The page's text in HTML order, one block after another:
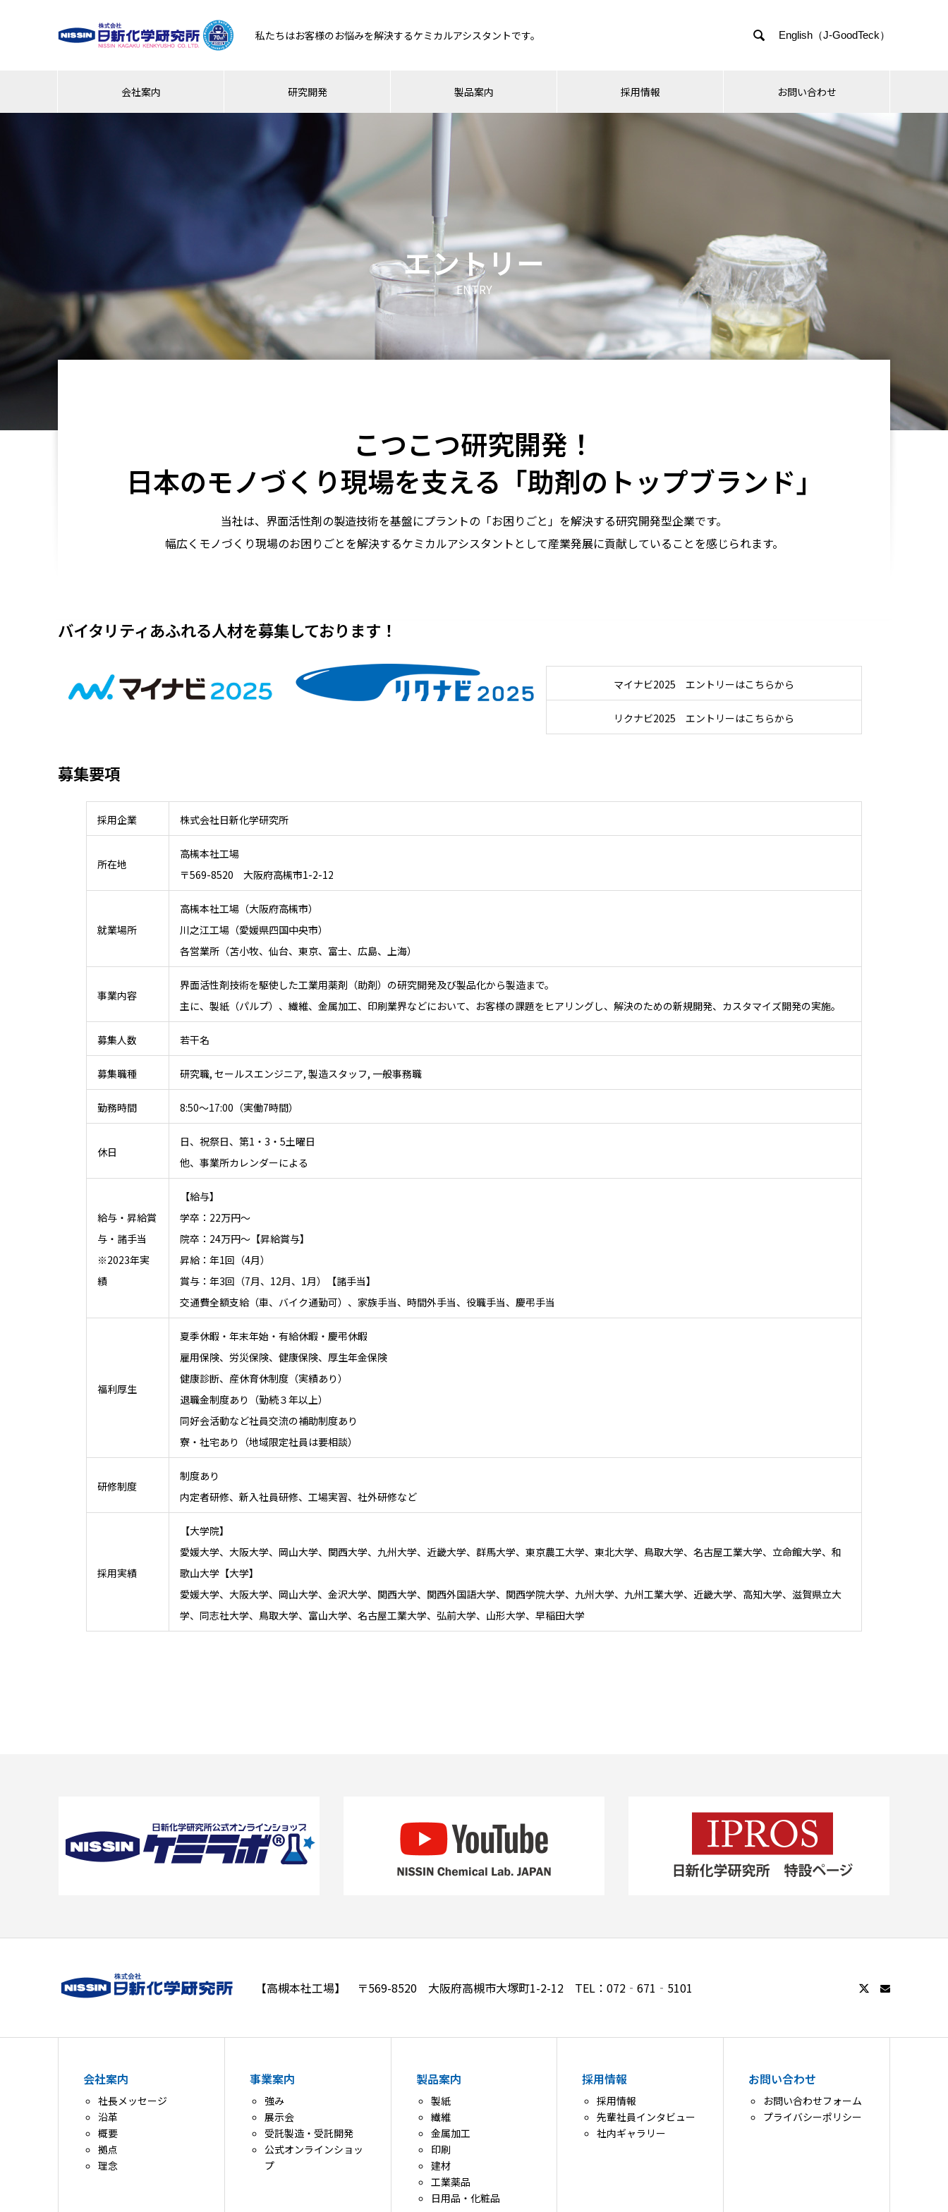
私たちはお客様のお悩みを解決するケミカルアシスタントです。  English（J-GoodTeck）
会社案内 研究開発 製品案内 採用情報 お問い合わせ
エントリー
ENTRY
こつこつ研究開発！
日本のモノづくり現場を支える「助剤のトップブランド」
当社は、界面活性剤の製造技術を基盤にプラントの「お困りごと」を解決する研究開発型企業です。
幅広くモノづくり現場のお困りごとを解決するケミカルアシスタントとして産業発展に貢献していることを感じられます。
バイタリティあふれる人材を募集しております！
マイナビ2025 エントリーはこちらから
リクナビ2025 エントリーはこちらから
募集要項
採用企業 株式会社日新化学研究所
所在地
高槻本社工場
〒569-8520 大阪府高槻市1-2-12
就業場所
高槻本社工場（大阪府高槻市）
川之江工場（愛媛県四国中央市）
各営業所（苫小牧、仙台、東京、富士、広島、上海）
事業内容
界面活性剤技術を駆使した工業用薬剤（助剤）の研究開発及び製品化から製造まで。
主に、製紙（パルプ）、繊維、金属加工、印刷業界などにおいて、お客様の課題をヒアリングし、解決のための新規開発、カスタマイズ開発の実施。
募集人数 若干名
募集職種 研究職, セールスエンジニア, 製造スタッフ, 一般事務職
勤務時間 8:50～17:00（実働7時間）
休日
日、祝祭日、第1・3・5土曜日
他、事業所カレンダーによる
給与・昇給賞
与・諸手当
※2023年実
績
【給与】
学卒：22万円～
院卒：24万円～【昇給賞与】
昇給：年1回（4月）
賞与：年3回（7月、12月、1月）【諸手当】
交通費全額支給（車、バイク通勤可）、家族手当、時間外手当、役職手当、慶弔手当
福利厚生
夏季休暇・年末年始・有給休暇・慶弔休暇
雇用保険、労災保険、健康保険、厚生年金保険
健康診断、産休育休制度（実績あり）
退職金制度あり（勤続３年以上）
同好会活動など社員交流の補助制度あり
寮・社宅あり（地域限定社員は要相談）
研修制度
制度あり
内定者研修、新入社員研修、工場実習、社外研修など
採用実績
【大学院】
愛媛大学、大阪大学、岡山大学、関西大学、九州大学、近畿大学、群馬大学、東京農工大学、東北大学、鳥取大学、名古屋工業大学、立命館大学、和
歌山大学【大学】
愛媛大学、大阪大学、岡山大学、金沢大学、関西大学、関西外国語大学、関西学院大学、九州大学、九州工業大学、近畿大学、高知大学、滋賀県立大
学、同志社大学、鳥取大学、富山大学、名古屋工業大学、弘前大学、山形大学、早稲田大学
【高槻本社工場】 〒569-8520 大阪府高槻市大塚町1-2-12 TEL：072‐671‐5101
会社案内
社長メッセージ
沿革
概要
拠点
理念
事業案内
強み
展示会
受託製造・受託開発
公式オンラインショッ
プ
製品案内
製紙
繊維
金属加工
印刷
建材
工業薬品
日用品・化粧品
採用情報
採用情報
先輩社員インタビュー
社内ギャラリー
お問い合わせ
お問い合わせフォーム
プライバシーポリシー